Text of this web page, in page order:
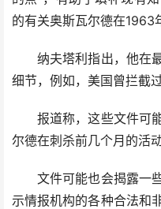
的有关奥斯瓦尔德在1963
纳夫塔利指出，他在最
细节，例如，美国曾拦截
报道称，这些文件可能
尔德在刺杀前几个月的活动
文件可能也会揭露一些
示情报机构的各种合法和